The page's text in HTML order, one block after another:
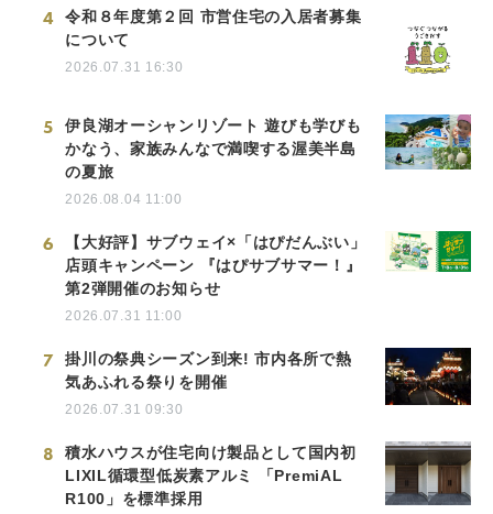
4
令和８年度第２回 市営住宅の入居者募集
について
2026.07.31 16:30
5
伊良湖オーシャンリゾート 遊びも学びも
かなう、家族みんなで満喫する渥美半島
の夏旅
2026.08.04 11:00
6
【大好評】サブウェイ×「はぴだんぶい」
店頭キャンペーン 『はぴサブサマー！』
第2弾開催のお知らせ
2026.07.31 11:00
7
掛川の祭典シーズン到来! 市内各所で熱
気あふれる祭りを開催
2026.07.31 09:30
8
積水ハウスが住宅向け製品として国内初
LIXIL循環型低炭素アルミ 「PremiAL
R100」を標準採用